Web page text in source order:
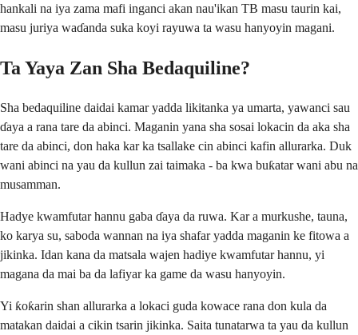
hankali na iya zama mafi inganci akan nau'ikan TB masu taurin kai,
masu juriya waɗanda suka koyi rayuwa ta wasu hanyoyin magani.
Ta Yaya Zan Sha Bedaquiline?
Sha bedaquiline daidai kamar yadda likitanka ya umarta, yawanci sau
ɗaya a rana tare da abinci. Maganin yana sha sosai lokacin da aka sha
tare da abinci, don haka kar ka tsallake cin abinci kafin allurarka. Duk
wani abinci na yau da kullun zai taimaka - ba kwa buƙatar wani abu na
musamman.
Hadye kwamfutar hannu gaba ɗaya da ruwa. Kar a murkushe, tauna,
ko karya su, saboda wannan na iya shafar yadda maganin ke fitowa a
jikinka. Idan kana da matsala wajen hadiye kwamfutar hannu, yi
magana da mai ba da lafiyar ka game da wasu hanyoyin.
Yi ƙoƙarin shan allurarka a lokaci guda kowace rana don kula da
matakan daidai a cikin tsarin jikinka. Saita tunatarwa ta yau da kullun